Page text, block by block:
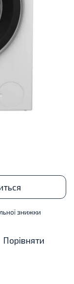
знижки
Порівняти